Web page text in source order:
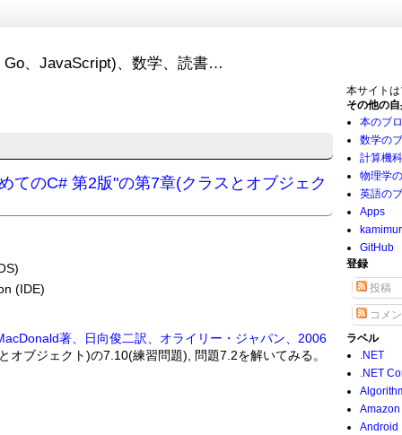
、JavaScript)、数学、読書…
てのC# 第2版"の第7章(クラスとオブジェク
(IDE)
著、日向俊二訳、オライリー・ジャパン、2006
オブジェクト)の7.10(練習問題), 問題7.2を解いてみる。
本サイトは
その他の
本のブ
数学の
計算機
物理学
英語の
Apps
GitHub
登録
投稿
コメン
ラベル
.NET
.NET
Amazon
Android